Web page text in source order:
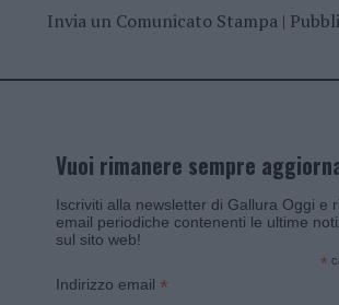
Invia un Comunicato Stampa|
Vuoi rimanere sempre
Iscriviti alla newsletter di Gallura Oggi e
email periodiche contenenti le ultime
sul sito web!
*
Indirizzo email *